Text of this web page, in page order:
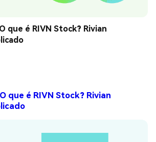
que é RIVN Stock? Rivian
que é RIVN Stock? Rivian